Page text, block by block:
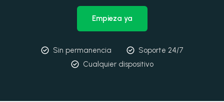
Empieza ya
Sin permanencia
Soporte 24/7
Cualquier dispositivo